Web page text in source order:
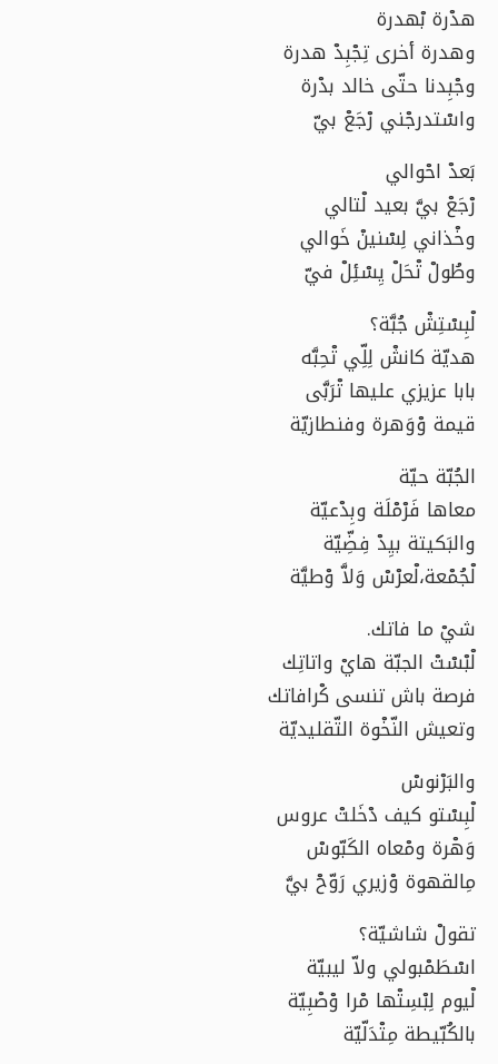
هدْرة بْهدرة
وهدرة أخرى تِجْبِدْ هدرة
وجْبِدنا حتّى خالد بدْرة
واسْتدرجْني رْجَعْ بيّ
بَعدْ احْوالي
رْجَعْ بيَّ بعيد لْتالي
وخْذاني لِسْنينْ خَوالي
وطُولْ تْحَلْ يِسْئِلْ فيّ
لْبِسْتِشْ جُبَّة؟
هديّة كانشْ لِلِّي تْحِبَّه
بابا عزيزي عليها تْرَبَّى
قيمة وْوَهرة وفنطازيّة
الجُبّة حيّة
معاها فَرْمْلَة وبِدْعيّة
والبَكيتة بيِدْ فِضِّيّة
لْجُمْعة،لْعرْسْ وَلاَّ وْطيَّة
شيْ ما فاتك.
لْبْسْتْ الجبّة هايْ واتاتِك
فرصة باش تنسى كْرافاتك
وتعيش النّخْوة التّقليديّة
والبَرْنوسْ
لْبِسْتو كيف دْخَلتْ عروس
وَهْرة ومْعاه الكَبّوسْ
مِالقهوة وْزيري رَوّحْ بيَّ
تقولْ شاشيّة؟
اسْطَمْبولي ولاّ ليبيّة
لْيوم لِبْسِتْها مْرا وْصْبِيّة
بالكُبّيطة مِتْدَلّيّة